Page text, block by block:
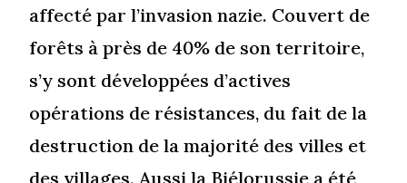
affecté par l’invasion nazie. Couvert de
forêts à près de 40% de son territoire,
s’y sont développées d’actives
opérations de résistances, du fait de la
destruction de la majorité des villes et
des villages. Aussi la Biélorussie a été